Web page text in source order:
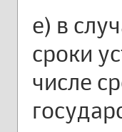
е) в
сроки
числе